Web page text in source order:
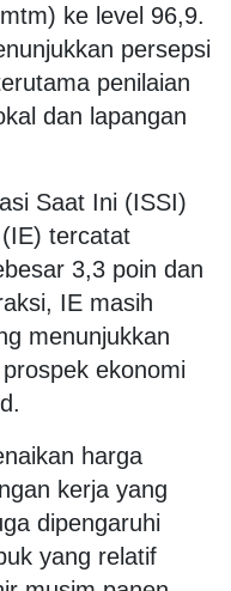
ke level 96,9.
persepsi
penilaian
dan lapangan
Saat Ini (ISSI)
tercatat
3,3 poin dan
IE masih
menunjukkan
ekonomi
harga
kerja yang
dipengaruhi
yang relatif